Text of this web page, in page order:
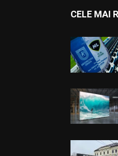
CELE MAI